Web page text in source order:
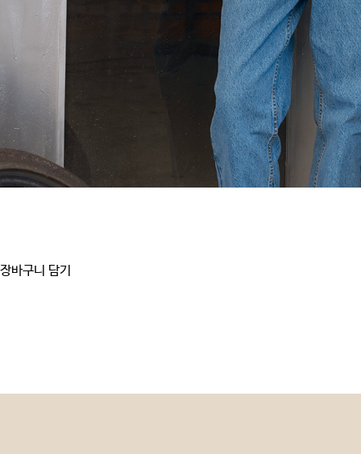
장바구니 담기